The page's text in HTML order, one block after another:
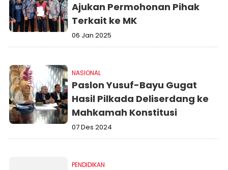
Ajukan Permohonan Pihak
Terkait ke MK
06 Jan 2025
NASIONAL
Paslon Yusuf-Bayu Gugat
Hasil Pilkada Deliserdang ke
Mahkamah Konstitusi
07 Des 2024
PENDIDIKAN